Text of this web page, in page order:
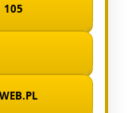
105